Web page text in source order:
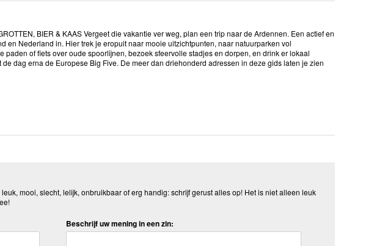
BIER & KAAS Vergeet die vakantie ver weg, plan een trip naar de Ardennen. Een actief en
en Nederland in. Hier trek je eropuit naar mooie uitzichtpunten, naar natuurparken vol
of fiets over oude spoorlijnen, bezoek sfeervolle stadjes en dorpen, en drink er lokaal
dag erna de Europese Big Five. De meer dan driehonderd adressen in deze gids laten je zien
mooi, slecht, lelijk, onbruikbaar of erg handig: schrijf gerust alles op! Het is niet alleen leuk
Beschrijf uw mening in een zin: